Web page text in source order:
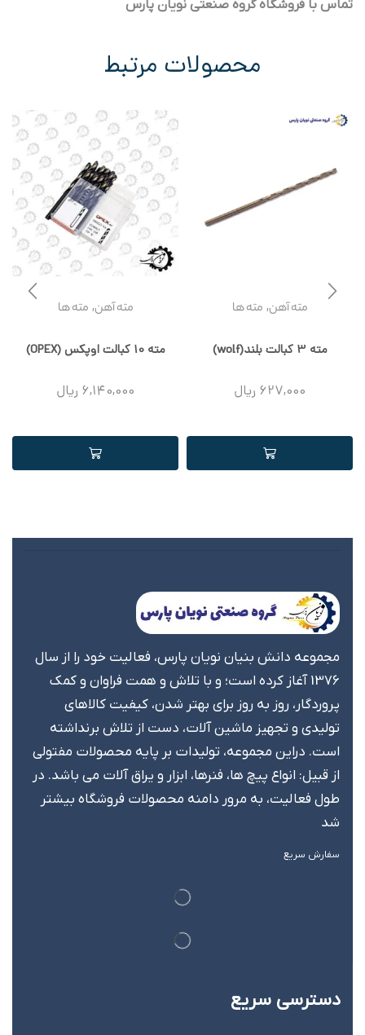
تماس با فروشگاه گروه صنعتی نویان پارس
محصولات مرتبط
مته آهن, مته ها
مته 3 کبالت بلند(wolf)
627,000 ریال
مته آهن, مته ها
مته 10 کبالت اوپکس (OPEX)
6,140,000 ریال
مجموعه دانش بنیان نویان پارس، فعالیت خود را از سال
1376 آغاز کرده است؛ و با تلاش و همت فراوان و کمک
پروردگار، روز به روز برای بهتر شدن، کیفیت کالاهای
تولیدی و تجهیز ماشین آلات، دست از تلاش برنداشته
است. دراین مجموعه، تولیدات بر پایه محصولات مفتولی
از قبیل: انواع پیچ ها، فنرها، ابزار و یراق آلات می باشد. در
طول فعالیت، به مرور دامنه محصولات فروشگاه بیشتر
شد
سفارش سریع
دسترسی سریع